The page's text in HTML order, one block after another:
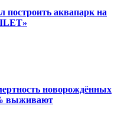
построить аквапарк на
новорождённых
выживают